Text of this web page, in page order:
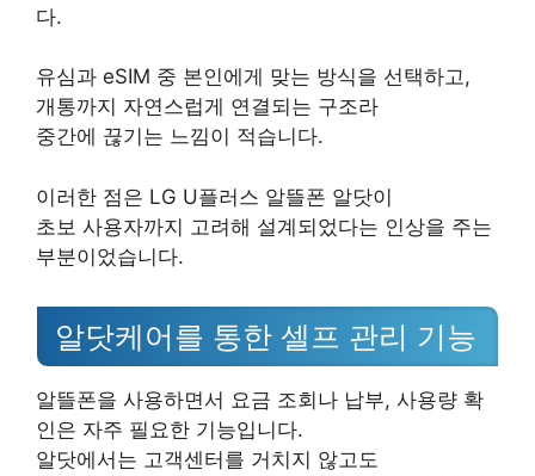
다.
유심과 eSIM 중 본인에게 맞는 방식을 선택하고,
개통까지 자연스럽게 연결되는 구조라
중간에 끊기는 느낌이 적습니다.
이러한 점은 LG U플러스 알뜰폰 알닷이
초보 사용자까지 고려해 설계되었다는 인상을 주는
부분이었습니다.
알닷케어를 통한 셀프 관리 기능
알뜰폰을 사용하면서 요금 조회나 납부, 사용량 확
인은 자주 필요한 기능입니다.
알닷에서는 고객센터를 거치지 않고도